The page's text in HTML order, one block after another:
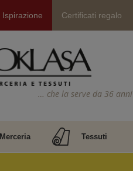
Ispirazione Certificati regalo
… che la serve da 36 anni
Merceria Tessuti